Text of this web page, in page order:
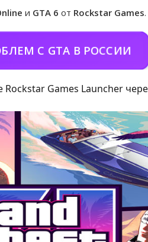
и GTA 6 от Rockstar Games
В РОССИИ
Games Launcher